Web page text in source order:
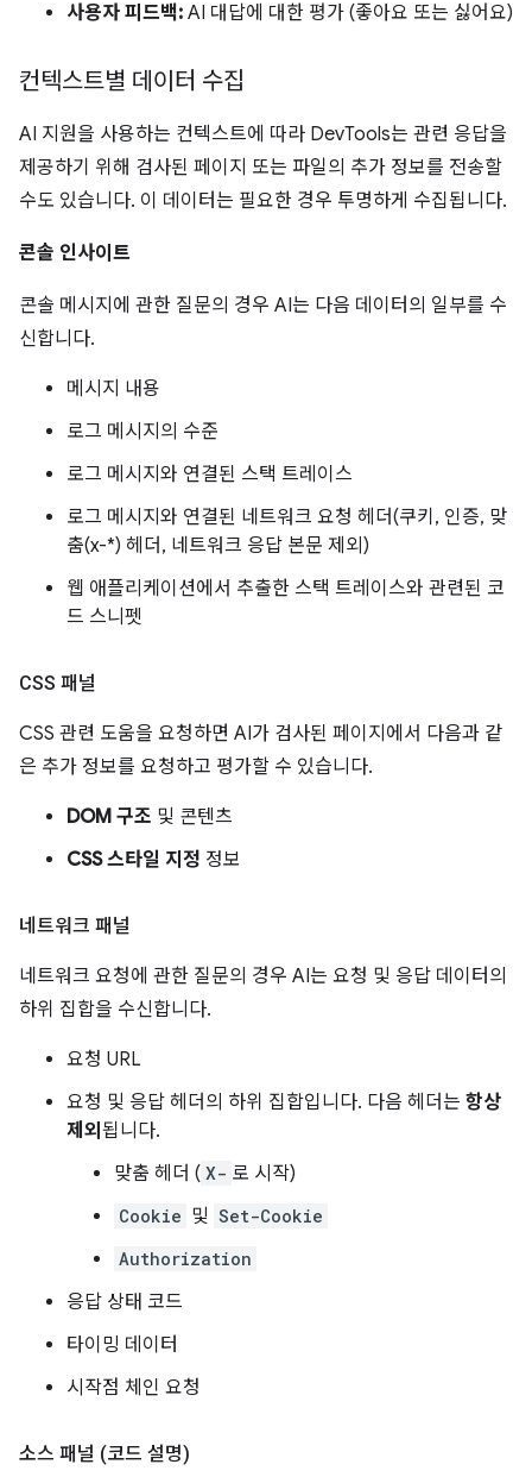
사용자 피드백: AI 대답에 대한 평가 (좋아요 또는 싫어요)
컨텍스트별 데이터 수집
AI 지원을 사용하는 컨텍스트에 따라 DevTools는 관련 응답을
제공하기 위해 검사된 페이지 또는 파일의 추가 정보를 전송할
수도 있습니다. 이 데이터는 필요한 경우 투명하게 수집됩니다.
콘솔 인사이트
콘솔 메시지에 관한 질문의 경우 AI는 다음 데이터의 일부를 수
신합니다.
메시지 내용
로그 메시지의 수준
로그 메시지와 연결된 스택 트레이스
로그 메시지와 연결된 네트워크 요청 헤더(쿠키, 인증, 맞
춤(x-*) 헤더, 네트워크 응답 본문 제외)
웹 애플리케이션에서 추출한 스택 트레이스와 관련된 코
드 스니펫
CSS 패널
CSS 관련 도움을 요청하면 AI가 검사된 페이지에서 다음과 같
은 추가 정보를 요청하고 평가할 수 있습니다.
DOM 구조 및 콘텐츠
CSS 스타일 지정 정보
네트워크 패널
네트워크 요청에 관한 질문의 경우 AI는 요청 및 응답 데이터의
하위 집합을 수신합니다.
요청 URL
요청 및 응답 헤더의 하위 집합입니다. 다음 헤더는 항상
제외 됩니다.
맞춤 헤더 ( X- 로 시작)
Cookie 및 Set-Cookie
Authorization
응답 상태 코드
타이밍 데이터
시작점 체인 요청
소스 패널 (코드 설명)